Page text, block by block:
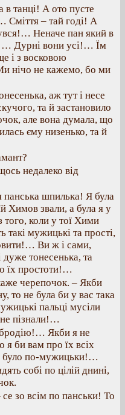
в танці! А ото пусте
Сміття – тай годі! А
Неначе пан який в
Дурні вони усі!… Їм
і з восковою
нічо не кажемо, бо ми
аж тут і несе
та й застановило
але вона думала, що
єму низенько, та й
недалеко від
панська шпилька! Я була
Химов звали, а була я у
коли у тої Хими
такі мужицькі та прості,
Ви ж і сами,
дуже тонесенька, та
їх простоти!…
черепочок. – Якби
то не була би у вас така
пальці мусіли
пізнали!…
Якби я не
би вам про їх всіх
було по-мужицьки!…
собі по цілій днині,
зо всім по панськи! То